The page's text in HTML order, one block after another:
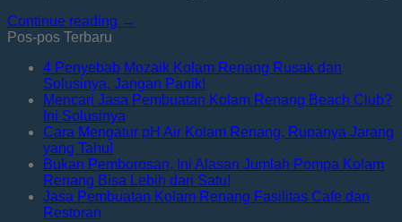
Continue reading →
Pos-pos Terbaru
4 Penyebab Mozaik Kolam Renang Rusak dan
Solusinya, Jangan Panik!
Mencari Jasa Pembuatan Kolam Renang Beach Club?
Ini Solusinya
Cara Mengatur pH Air Kolam Renang, Rupanya Jarang
yang Tahu!
Bukan Pemborosan, Ini Alasan Jumlah Pompa Kolam
Renang Bisa Lebih dari Satu!
Jasa Pembuatan Kolam Renang Fasilitas Cafe dan
Restoran